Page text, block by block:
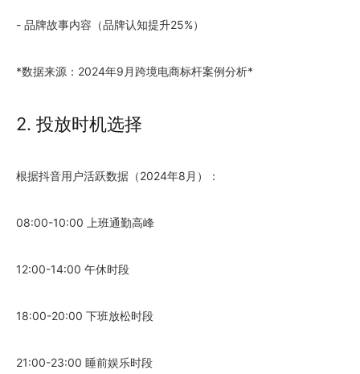
- 品牌故事内容（品牌认知提升25%）
*数据来源：2024年9月跨境电商标杆案例分析*
2. 投放时机选择
根据抖音用户活跃数据（2024年8月）：
08:00-10:00 上班通勤高峰
12:00-14:00 午休时段
18:00-20:00 下班放松时段
21:00-23:00 睡前娱乐时段